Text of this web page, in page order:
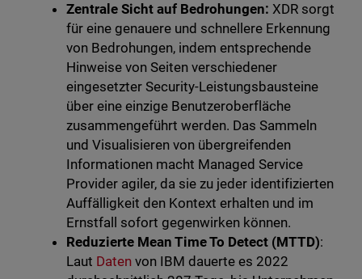
Zentrale Sicht auf Bedrohungen: XDR sorgt
für eine genauere und schnellere Erkennung
von Bedrohungen, indem entsprechende
Hinweise von Seiten verschiedener
eingesetzter Security-Leistungsbausteine
über eine einzige Benutzeroberfläche
zusammengeführt werden. Das Sammeln
und Visualisieren von übergreifenden
Informationen macht Managed Service
Provider agiler, da sie zu jeder identifizierten
Auffälligkeit den Kontext erhalten und im
Ernstfall sofort gegenwirken können.
Reduzierte Mean Time To Detect (MTTD):
Laut Datenvon IBM dauerte es 2022